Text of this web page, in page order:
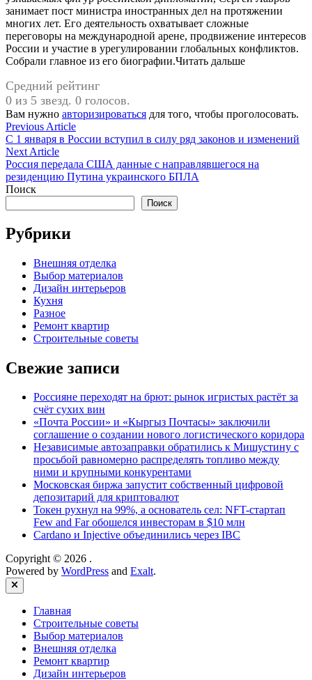
занимает пост министра иностранных дел на протяжении
многих лет. Его деятельность охватывает сложные
переговоры на международной арене, продвижение интересов
России и участие в урегулировании глобальных конфликтов.
Собрали главное из его биографии.Читать дальше
Средний рейтинг
0 из 5 звезд. 0 голосов.
Вам нужно авторизироваться для того, чтобы проголосовать.
Навигация
по
записям
Previous ArticlePrevious
article:
С 1 января в России вступил в силу ряд законов и изменений
Next ArticleNext
article:
Россия передала США данные с направлявшегося на
резиденцию Путина украинского БПЛА
Поиск
Поиск
Рубрики
Внешняя отделка
Выбор материалов
Дизайн интерьеров
Кухня
Разное
Ремонт квартир
Строительные советы
Свежие записи
Россияне переходят на брют: рынок игристых растёт за
счёт сухих вин
«Почта России» и «Кыргыз Почтасы» заключили
соглашение о создании нового логистического коридора
Независимые автозаправки обратились к Мишустину с
просьбой равномерно распределять топливо между
ними и крупными конкурентами
Московская биржа запустит собственный цифровой
депозитарий для криптовалют
Токен рухнул на 99%, а основатель сел: NFT-стартап
Few and Far обошелся инвесторам в $10 млн
Cardano и Injective объединились через IBC
Copyright © 2026 .
Powered by WordPress and Exalt.
Close
Главная
Строительные советы
Выбор материалов
Внешняя отделка
Ремонт квартир
Дизайн интерьеров